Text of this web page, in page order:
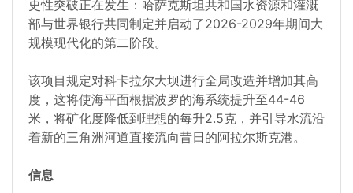
史性突破正在发生：哈萨克斯坦共和国水资源和灌溉
部与世界银行共同制定并启动了2026-2029年期间大
规模现代化的第二阶段。
该项目规定对科卡拉尔大坝进行全局改造并增加其高
度，这将使海平面根据波罗的海系统提升至44-46
米，将矿化度降低到理想的每升2.5克，并引导水流沿
着新的三角洲河道直接流向昔日的阿拉尔斯克港。
信息